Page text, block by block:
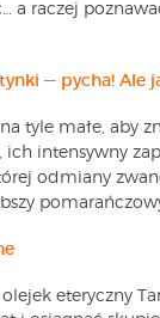
a raczej
— pycha! Ale
tyle małe, aby
intensywny
odmiany
eteryczny